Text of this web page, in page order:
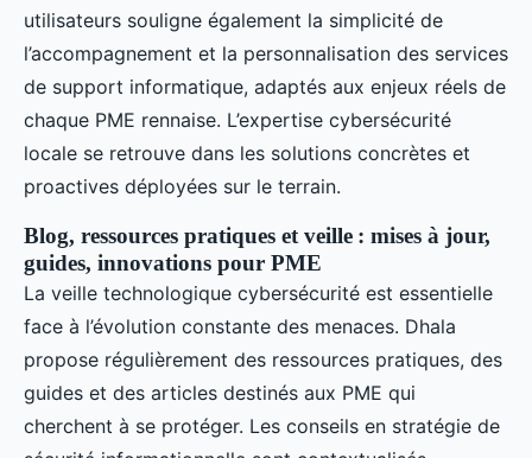
utilisateurs souligne également la simplicité de
l’accompagnement et la personnalisation des services
de support informatique, adaptés aux enjeux réels de
chaque PME rennaise. L’expertise cybersécurité
locale se retrouve dans les solutions concrètes et
proactives déployées sur le terrain.
Blog, ressources pratiques et veille : mises à jour,
guides, innovations pour PME
La veille technologique cybersécurité est essentielle
face à l’évolution constante des menaces. Dhala
propose régulièrement des ressources pratiques, des
guides et des articles destinés aux PME qui
cherchent à se protéger. Les conseils en stratégie de